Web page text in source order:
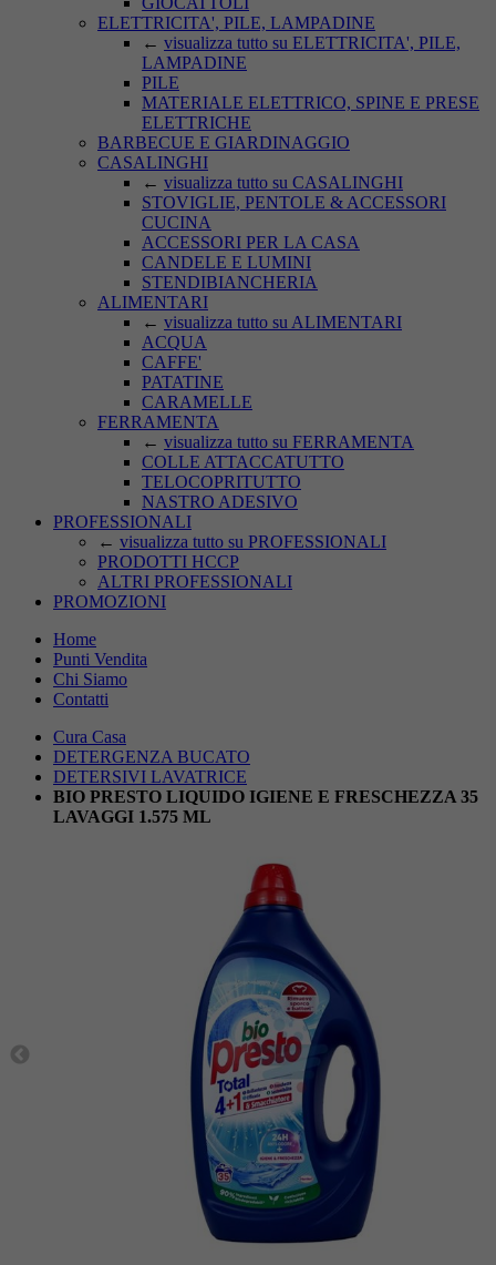
ELETTRICITA', PILE, LAMPADINE
← visualizza tutto su ELETTRICITA', PILE,
LAMPADINE
PILE
MATERIALE ELETTRICO, SPINE E PRESE
ELETTRICHE
BARBECUE E GIARDINAGGIO
CASALINGHI
← visualizza tutto su CASALINGHI
STOVIGLIE, PENTOLE & ACCESSORI
CUCINA
ACCESSORI PER LA CASA
CANDELE E LUMINI
STENDIBIANCHERIA
ALIMENTARI
← visualizza tutto su ALIMENTARI
ACQUA
CAFFE'
PATATINE
CARAMELLE
FERRAMENTA
← visualizza tutto su FERRAMENTA
COLLE ATTACCATUTTO
TELOCOPRITUTTO
NASTRO ADESIVO
PROFESSIONALI
← visualizza tutto su PROFESSIONALI
PRODOTTI HCCP
ALTRI PROFESSIONALI
PROMOZIONI
Home
Punti Vendita
Chi Siamo
Contatti
Cura Casa
DETERGENZA BUCATO
DETERSIVI LAVATRICE
BIO PRESTO LIQUIDO IGIENE E FRESCHEZZA 35
LAVAGGI 1.575 ML